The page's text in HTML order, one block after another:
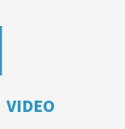
VIDEO